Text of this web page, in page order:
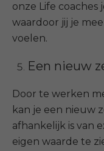
onze Life coaches
waardoor jij je
voelen.
Een nieuw
Door te werken
kan je een nieuw
afhankelijk is van
eigen waarde te